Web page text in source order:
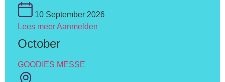
10 September 2026
Lees meerAanmelden
October
GOODIES MESSE